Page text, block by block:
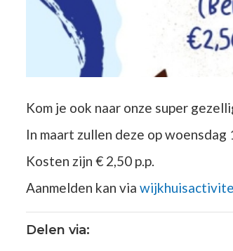
Kom je ook naar onze super
In maart zullen deze op
Kosten zijn € 2,50 p.p.
Aanmelden kan via
Delen via: